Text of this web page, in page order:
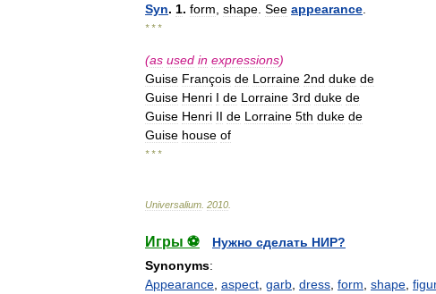
Syn. 1. form shape See appearance
* * *
(as used in expressions)
Guise François de Lorraine 2nd duke de
Guise Henri I de Lorraine 3rd duke de
Guise Henri II de Lorraine 5th duke de
Guise house of
* * *
Universalium 2010
Игры ⚽
Нужно сделать НИР?
Synonyms:
Appearance aspect garb dress form shape